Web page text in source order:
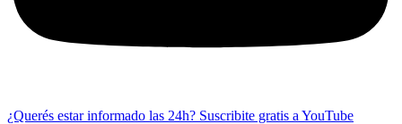
¿Querés estar informado las 24h? Suscribite gratis a YouTube